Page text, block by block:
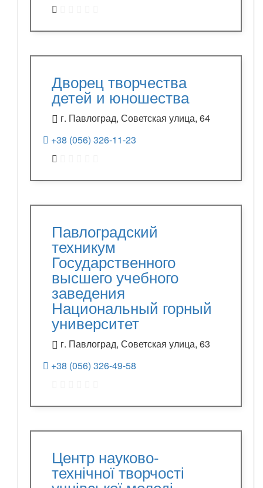
Дворец творчества
детей и юношества
г. Павлоград, Советская улица, 64
+38 (056) 326-11-23
Павлоградский
техникум
Государственного
высшего учебного
заведения
Национальный горный
университет
г. Павлоград, Советская улица, 63
+38 (056) 326-49-58
Центр науково-
технічної творчості